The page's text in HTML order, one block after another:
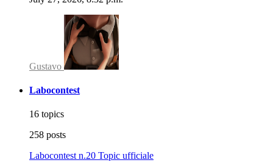
Gustavo
Labocontest
16 topics
258 posts
Labocontest n.20 Topic ufficiale